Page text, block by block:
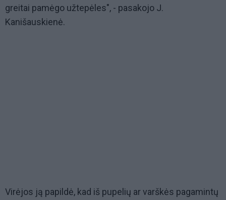
greitai pamėgo užtepėles", - pasakojo J.
Kanišauskienė.
Virėjos ją papildė, kad iš pupelių ar varškės pagamintų